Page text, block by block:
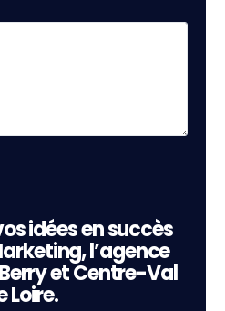
idées en succès
l’agence
et Centre-Val
Loire.